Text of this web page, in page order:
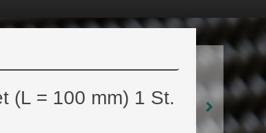
(L = 100 mm) 1 St.